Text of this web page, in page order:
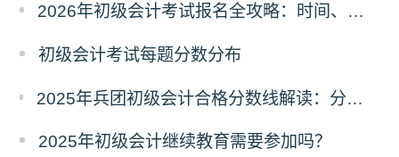
2026年初级会计考试报名全攻略：时间、条件、入口一文读懂！
初级会计考试每题分数分布
2025年兵团初级会计合格分数线解读：分数线、有效期及证书领取流程
2025年初级会计继续教育需要参加吗？